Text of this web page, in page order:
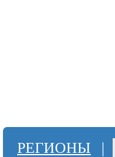
РЕГИОНЫ |